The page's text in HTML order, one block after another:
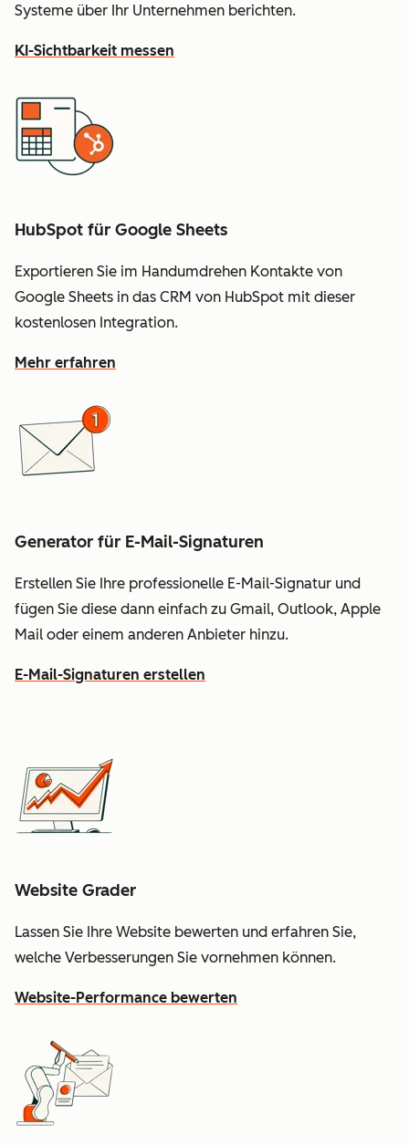
Systeme über Ihr Unternehmen berichten.
KI-Sichtbarkeit messen
HubSpot für Google Sheets
Exportieren Sie im Handumdrehen Kontakte von
Google Sheets in das CRM von HubSpot mit dieser
kostenlosen Integration.
Mehr erfahren
Generator für E-Mail-Signaturen
Erstellen Sie Ihre professionelle E-Mail-Signatur und
fügen Sie diese dann einfach zu Gmail, Outlook, Apple
Mail oder einem anderen Anbieter hinzu.
E-Mail-Signaturen erstellen
Website Grader
Lassen Sie Ihre Website bewerten und erfahren Sie,
welche Verbesserungen Sie vornehmen können.
Website-Performance bewerten